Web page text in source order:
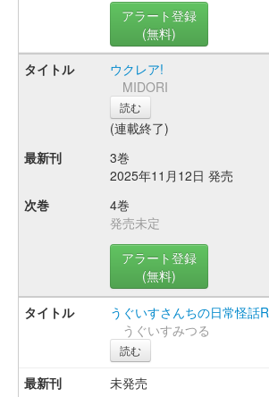
アラート登録
(無料)
ウクレア!
MIDORI
読む
(連載終了)
3巻
2025年11月12日 発売
4巻
発売未定
アラート登録
(無料)
うぐいすさんちの日常怪話R
うぐいすみつる
読む
未発売